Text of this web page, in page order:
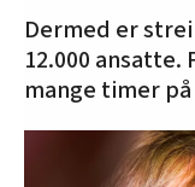
Dermed er
12.000
mange timer